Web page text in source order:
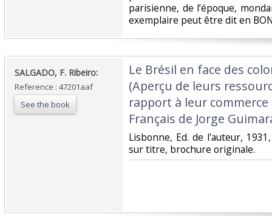
parisienne, de l’époque,
exemplaire peut être dit en
‎SALGADO, F. Ribeiro:‎
Reference : 47201aaf
See the book
‎Le Brésil en face des
(Aperçu de leurs
rapport à leur
Français de Jorge
‎Lisbonne, Ed. de l'auteur,
sur titre, brochure originale.‎